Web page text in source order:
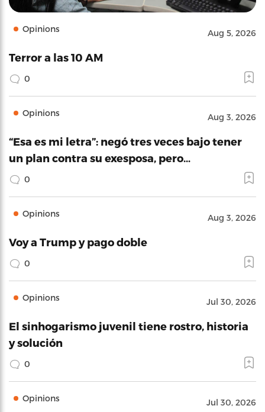
Opinions Aug 5, 2026
Terror a las 10 AM
0
Opinions Aug 3, 2026
“Esa es mi letra”: negó tres veces bajo tener
un plan contra su exesposa, pero…
0
Opinions Aug 3, 2026
Voy a Trump y pago doble
0
Opinions Jul 30, 2026
El sinhogarismo juvenil tiene rostro, historia
y solución
0
Opinions Jul 30, 2026